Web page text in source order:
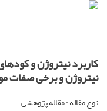
کاربرد نیتروژن و
نیتروژن و برخی صفات
نوع مقاله : مقاله پژوهشی